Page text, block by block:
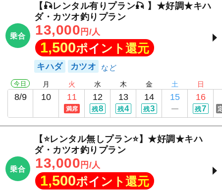
乗合
【🎣レンタル有りプラン🎣 】★好調★キハ
ダ・カツオ釣りプラン
13,000 円/人
1,500ポイント還元
キハダ カツオ
今日
8/9
月
10
火
11
満席
水
12
残8
木
13
残4
金
14
残3
土
15
日
16
残7
乗合
【⭐レンタル無しプラン⭐】★好調★キハ
ダ・カツオ釣りプラン
13,000 円/人
1,500ポイント還元